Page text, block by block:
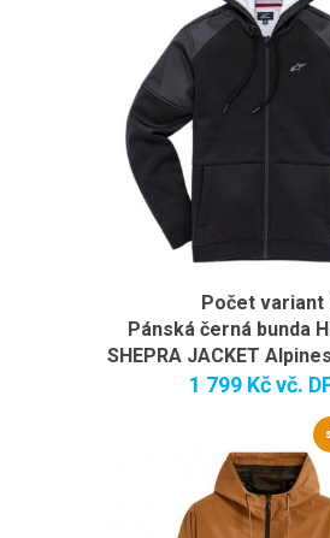
Počet variant
Pánská černá bunda
SHEPRA JACKET
1 799 Kčvč.